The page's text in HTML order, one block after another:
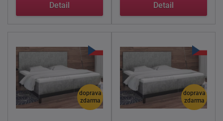
Detail Detail
doprava
zdarma
doprava
zdarma